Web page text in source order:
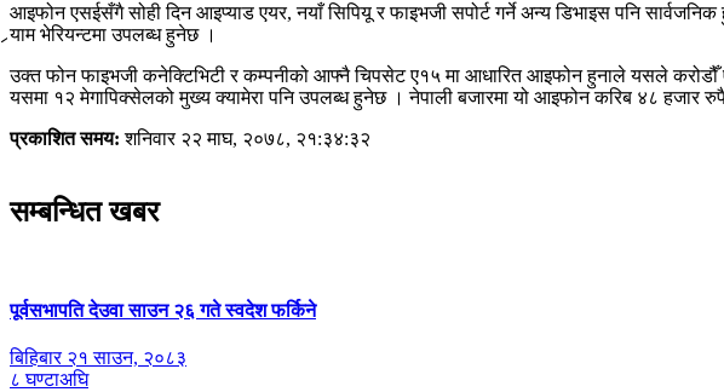
आइफोन एसईसँगै सोही दिन आइप्याड एयर, नयाँ सिपियू र फाइभजी सपोर्ट गर्ने अन्य डिभाइस पनि
र्‍याम भेरियन्टमा उपलब्ध हुनेछ ।
उक्त फोन फाइभजी कनेक्टिभिटी र कम्पनीको आफ्नै चिपसेट ए१५ मा आधारित आइफोन हुनाले यसले करोडौँ
यसमा १२ मेगापिक्सेलको मुख्य क्यामेरा पनि उपलब्ध हुनेछ । नेपाली बजारमा यो आइफोन करिब ४८ हजार
प्रकाशित समय: शनिवार २२ माघ, २०७८, २१:३४:३२
सम्बन्धित खबर
पूर्वसभापति देउवा साउन २६ गते स्वदेश फर्किने
बिहिबार २१ साउन, २०८३
८ घण्टाअघि